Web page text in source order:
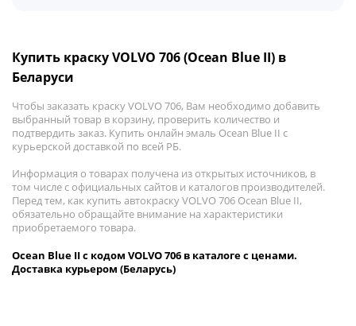
Купить краску VOLVO 706 (Ocean Blue II) в
Беларуси
Чтобы заказать краску VOLVO 706, Вам необходимо добавить
выбранный товар в корзину, проверить количество и
подтвердить заказ. Купить онлайн эмаль Ocean Blue II с
курьерской доставкой по всей РБ.
Информация о товарах получена из открытых источников, в
том числе с официальных сайтов и каталогов производителей.
Перед тем, как купить автокраску VOLVO 706 Ocean Blue II,
обязательно обращайте внимание на характеристики
приобретаемого товара.
Ocean Blue II с кодом VOLVO 706 в каталоге с ценами.
Доставка курьером (Беларусь)